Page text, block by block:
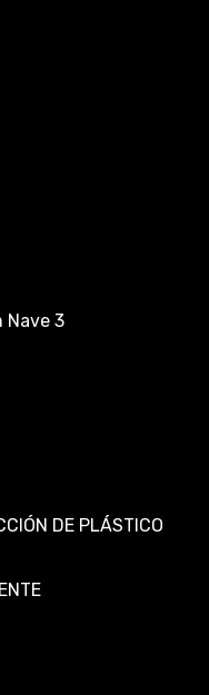
Nave 3
DE PLÁSTICO